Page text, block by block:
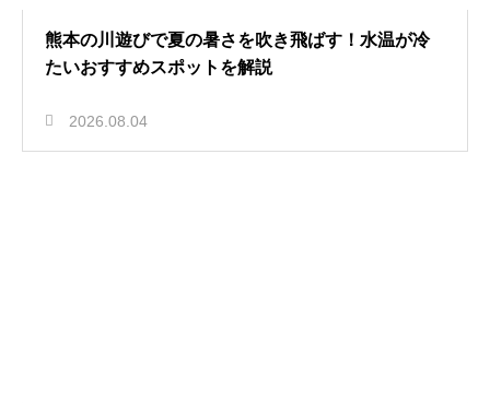
熊本の川遊びで夏の暑さを吹き飛ばす！水温が冷
たいおすすめスポットを解説
2026.08.04